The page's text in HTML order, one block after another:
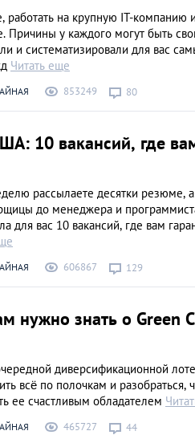
работать на крупную IT-компанию
Причины у каждого могут быть
и систематизировали для вас
Читать еще
853249 80
10 вакансий, где
рассылаете десятки резюме,
до менеджера и
для вас 10 вакансий, где вам
606867 129
нужно знать о Green
диверсификационной
всё по полочкам и разобраться,
ее счастливым обладателем
465727 44